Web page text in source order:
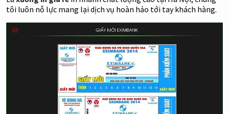
tôi luôn nỗ lực mang lại dịch vụ hoàn hảo tới tay khách hàng.